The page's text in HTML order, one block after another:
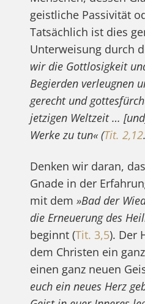
geistliche Passivität
Tatsächlich ist dies
Unterweisung durch
wir die Gottlosigkeit
Begierden verleugnen
gerecht und
jetzigen Weltzeit …
Werke zu tun« (Tit. 2,12
Denken wir daran,
Gnade in der
mit dem »Bad der
die Erneuerung des
beginnt (Tit. 3,5). Der
dem Christen ein
einen ganz neuen
euch ein neues Herz